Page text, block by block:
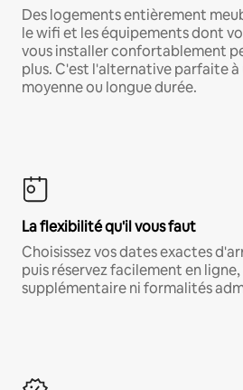
Des logements entièrement
le wifi et les équipements dont
vous installer confortablement
plus. C'est l'alternative parfaite
moyenne ou longue durée.
La flexibilité qu'il vous faut
Choisissez vos dates exactes
puis réservez facilement en
supplémentaire ni formalités